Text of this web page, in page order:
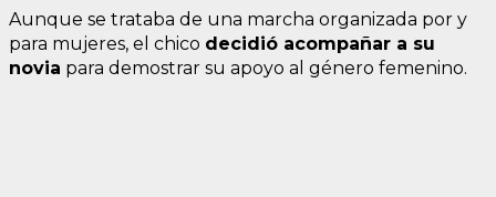
Aunque se trataba de una marcha organizada por y
para mujeres, el chico decidió acompañar a su
novia para demostrar su apoyo al género femenino.